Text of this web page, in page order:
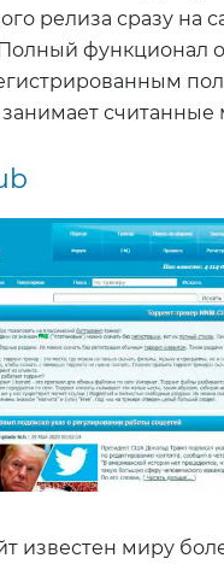
релиза сразу на
функционал
считанные
известен миру